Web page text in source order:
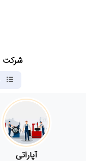
شرکت
آپاراتی